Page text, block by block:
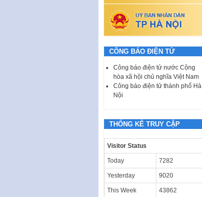
CÔNG BÁO ĐIỆN TỬ
Công báo điện tử nước Cộng
hòa xã hội chủ nghĩa Việt Nam
Công báo điện tử thành phố Hà
Nội
THỐNG KÊ TRUY CẬP
Visitor Status
Today 7282
Yesterday 9020
This Week 43862